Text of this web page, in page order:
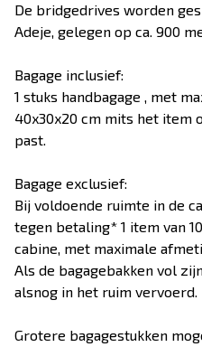
De bridgedrives worden
Adeje, gelegen op ca. 900
Bagage inclusief:
1 stuks handbagage , met
40x30x20 cm mits het item
past.
Bagage exclusief:
Bij voldoende ruimte in de
tegen betaling* 1 item van
cabine, met maximale
Als de bagagebakken vol
alsnog in het ruim vervoerd.
Grotere bagagestukken